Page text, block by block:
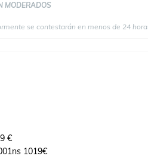
MODERADOS
se contestarán en menos de 24
€
1019€